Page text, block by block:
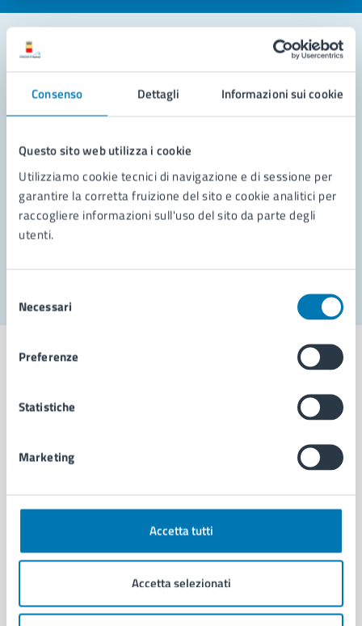
Consenso Dettagli Informazioni sui cookie
Questo sito web utilizza i cookie
Utilizziamo cookie tecnici di navigazione e di sessione per
garantire la corretta fruizione del sito e cookie analitici per
raccogliere informazioni sull'uso del sito da parte degli
utenti.
delNecessari
Preferenze
Statistiche
Marketing
Accetta tutti
Accetta selezionati
Leggi le domande frequenti
Richiedi assistenza
Prenota appuntamento
Problemi in città
Comune di Napoli
AMMINISTRAZIONE
Organi di governo
Enti e fondazioni
Personale amministrativo